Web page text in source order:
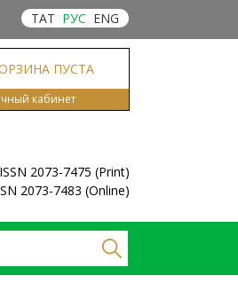
ТАТ РУС ENG
ПУСТА
кабинет
ISSN 2073-7475 (Print)
2073-7483 (Online)